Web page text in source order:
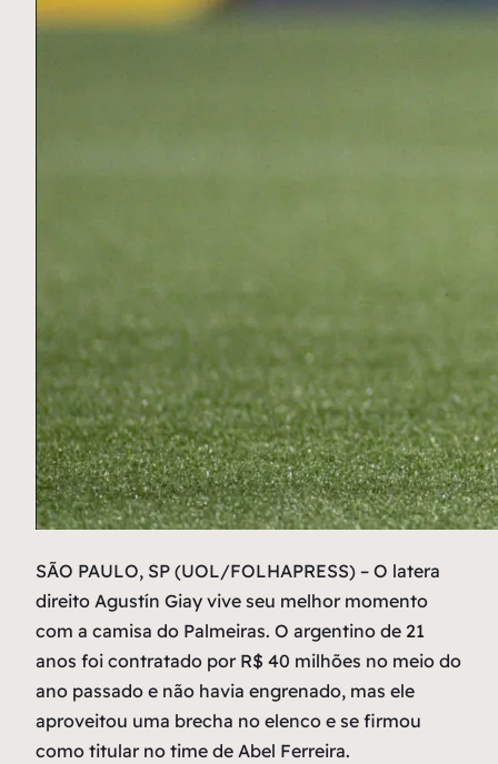
SÃO PAULO, SP (UOL/FOLHAPRESS) – O latera
direito Agustín Giay vive seu melhor momento
com a camisa do Palmeiras. O argentino de 21
anos foi contratado por R$ 40 milhões no meio do
ano passado e não havia engrenado, mas ele
aproveitou uma brecha no elenco e se firmou
como titular no time de Abel Ferreira.